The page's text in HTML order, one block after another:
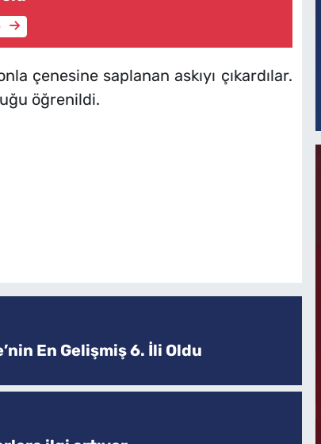
çenesine saplanan askıyı çıkardılar.
öğrenildi.
En Gelişmiş 6. İli Oldu